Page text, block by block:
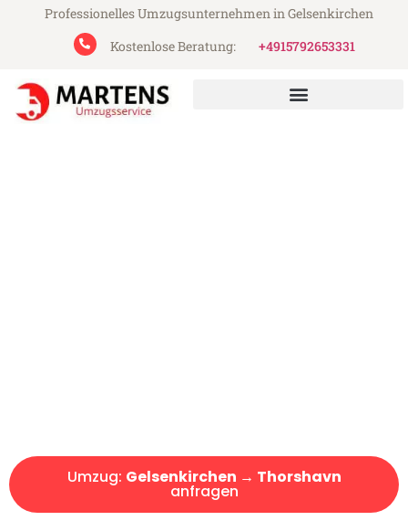
Professionelles Umzugsunternehmen in Gelsenkirchen
Kostenlose Beratung:
+4915792653331
Umzug: Gelsenkirchen → Thorshavn
anfragen